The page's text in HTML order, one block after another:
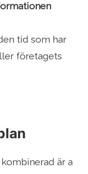
tid som har
företagets
är a